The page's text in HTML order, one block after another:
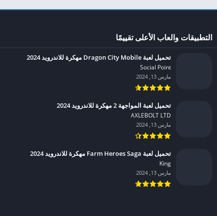
التطبيقات والعاب الأعلى تقييمًا
تحميل لعبة Dragon City Mobile مهكرة للاندرويد 2024
Social Point‏
مارس 13, 2024
تحميل لعبة المواجهة 2 مهكرة للاندرويد 2024
AXLEBOLT LTD‏
مارس 13, 2024
تحميل لعبة Farm Heroes Saga مهكرة للاندرويد 2024
King‏
مارس 13, 2024